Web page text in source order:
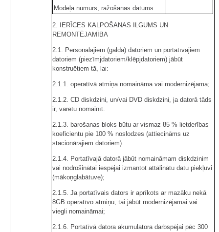
Modeļa numurs, ražošanas datums
2. IERĪCES KALPOŠANAS ILGUMS UN
REMONTĒJAMĪBA
2.1. Personālajiem (galda) datoriem un portatīvajiem
datoriem (piezīmjdatoriem/klēpjdatoriem) jābūt
konstruētiem tā, lai:
2.1.1. operatīvā atmiņa nomaināma vai modernizējama;
2.1.2. CD diskdzini, un/vai DVD diskdzini, ja datorā tāds
ir, varētu nomainīt.
2.1.3. barošanas bloks būtu ar vismaz 85 % lietderības
koeficientu pie 100 % noslodzes (attiecināms uz
stacionārajiem datoriem).
2.1.4. Portatīvajā datorā jābūt nomaināmam diskdzinim
vai nodrošinātai iespējai izmantot attālinātu datu piekļuvi
(mākoņglabātuve);
2.1.5. Ja portatīvais dators ir aprīkots ar mazāku nekā
8GB operatīvo atmiņu, tai jābūt modernizējamai vai
viegli nomaināmai;
2.1.6. Portatīvā datora akumulatora darbspējai pēc 300